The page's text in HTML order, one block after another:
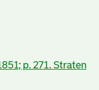
p. 271. Straten